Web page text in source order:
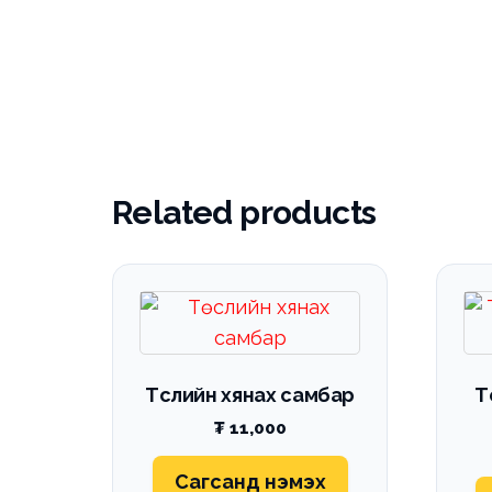
Related products
Төслийн хянах самбар
₮11,000
Сагсанд нэмэх